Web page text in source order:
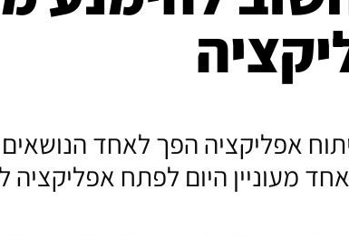
אפליקציה הפך לאחד הנושאים
מעוניין היום לפתח אפליקציה